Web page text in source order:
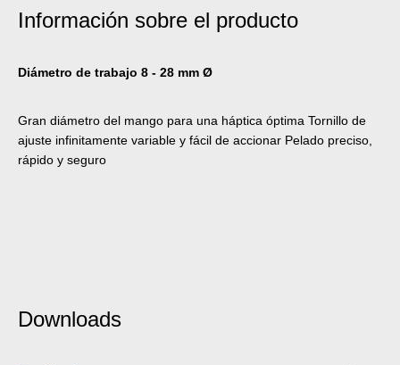
Información sobre el producto
Diámetro de trabajo 8 - 28 mm Ø
Gran diámetro del mango para una háptica óptima Tornillo de
ajuste infinitamente variable y fácil de accionar Pelado preciso,
rápido y seguro
Downloads